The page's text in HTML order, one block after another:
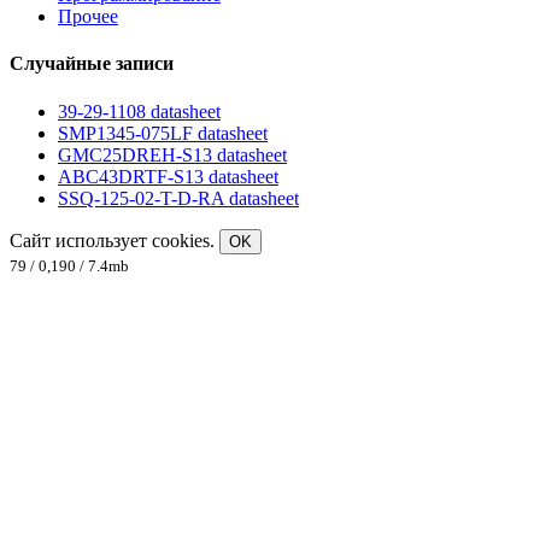
Прочее
Случайные записи
39-29-1108 datasheet
SMP1345-075LF datasheet
GMC25DREH-S13 datasheet
ABC43DRTF-S13 datasheet
SSQ-125-02-T-D-RA datasheet
Сайт использует cookies.
OK
79 / 0,190 / 7.4mb